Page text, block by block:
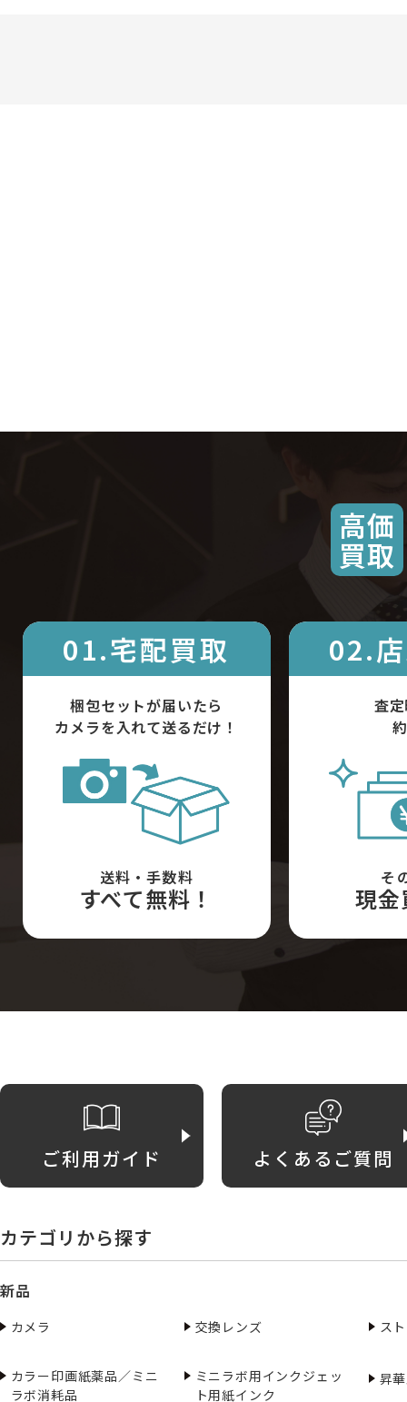
高価
買取
01.宅配買取
梱包セットが届いたら
カメラを入れて送るだけ！
送料・手数料
すべて無料！
02.
査
そ
現
ご利用ガイド よくあるご質問
カテゴリから探す
新品
カメラ 交換レンズ ス
カラー印画紙薬品／ミニ
ラボ消耗品
ミニラボ用インクジェッ
ト用紙インク
昇